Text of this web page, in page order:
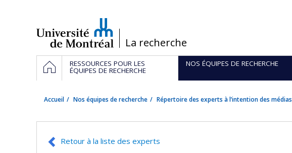
/La recherche
Navigation
principale
ACCUEILRESSOURCES POUR LES
ÉQUIPES DE RECHERCHE
NOS ÉQUIPES DE RECHERCHE
Accueil Nos équipes de recherche Répertoire des experts à l’intention des médias
Retour à la liste des experts